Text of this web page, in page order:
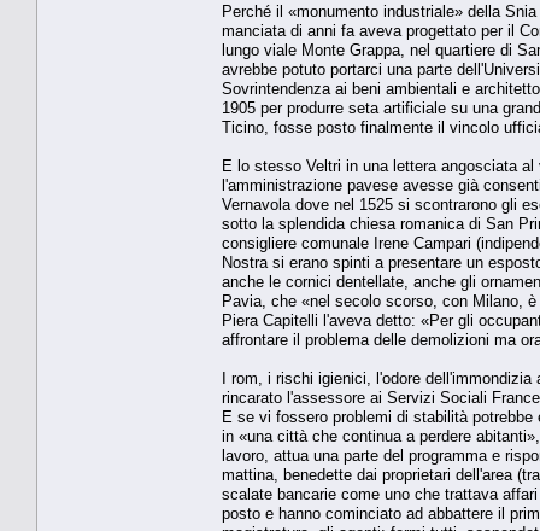
Perché il «monumento industriale» della
manciata di anni fa aveva progettato per il
lungo viale Monte Grappa, nel quartiere di
avrebbe potuto portarci una parte
Sovrintendenza ai beni ambientali e
1905 per produrre seta artificiale su una
Ticino, fosse posto finalmente il vincolo
E lo stesso Veltri in una lettera angosciata
l'amministrazione pavese avesse già
Vernavola dove nel 1525 si scontrarono gli
sotto la splendida chiesa romanica di San
consigliere comunale Irene Campari
Nostra si erano spinti a presentare un
anche le cornici dentellate, anche gli
Pavia, che «nel secolo scorso, con Milano,
Piera Capitelli l'aveva detto: «Per gli
affrontare il problema delle demolizioni ma
I rom, i rischi igienici, l'odore
rincarato l'assessore ai Servizi Sociali
E se vi fossero problemi di stabilità
in «una città che continua a perdere
lavoro, attua una parte del programma e
mattina, benedette dai proprietari dell'area
scalate bancarie come uno che trattava
posto e hanno cominciato ad abbattere il